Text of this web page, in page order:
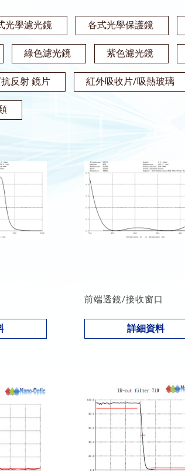
光學濾光鏡 各式光學保護鏡
綠色濾光鏡 紫色濾光鏡
反射 鏡片 紅外吸收片/吸熱玻璃
前端透鏡/接收窗口
詳細資料